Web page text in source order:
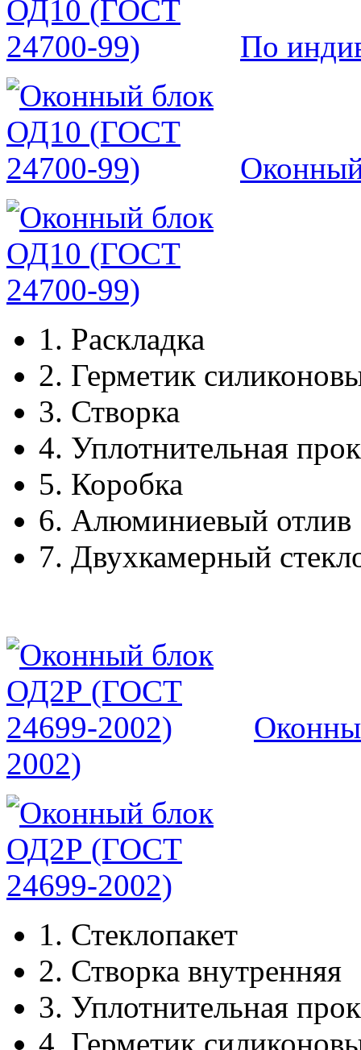
По
1. Раскладка
2. Герметик
3. Створка
4. Уплотнительная
5. Коробка
6. Алюминиевый отлив
7. Двухкамерный
2002)
1. Стеклопакет
2. Створка внутренняя
3. Уплотнительная
4. Герметик